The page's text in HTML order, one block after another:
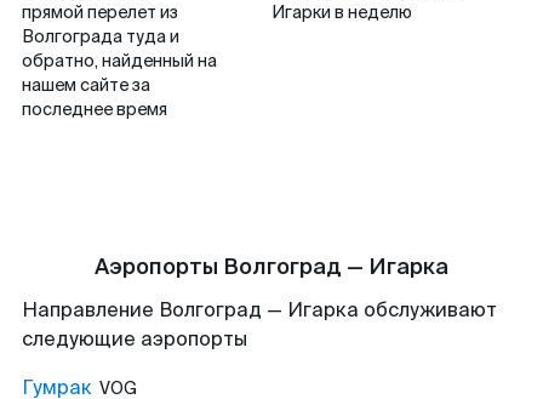
прямой перелет из
Волгограда туда и
обратно, найденный на
нашем сайте за
последнее время
Игарки в неделю
Аэропорты Волгоград — Игарка
Направление Волгоград — Игарка обслуживают
следующие аэропорты
Гумрак VOG